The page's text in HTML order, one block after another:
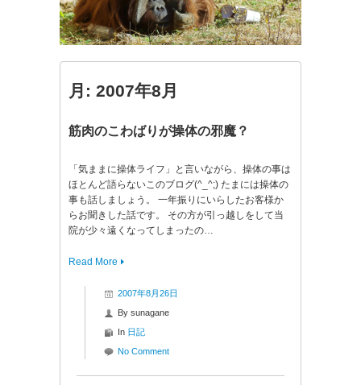
月: 2007年8月
筋肉のこわばりが操体の邪魔？
「気ままに操体ライフ」と言いながら、操体の事は
ほとんど語らないこのブログ(^_^;) たまには操体の
事も話しましょう。 一年振りにいらしたお客様か
らお聞きした話です。 その方が引っ越しをして当
院が少々遠くなってしまったの…
Read More
2007年8月26日
By sunagane
In 日記
No Comment